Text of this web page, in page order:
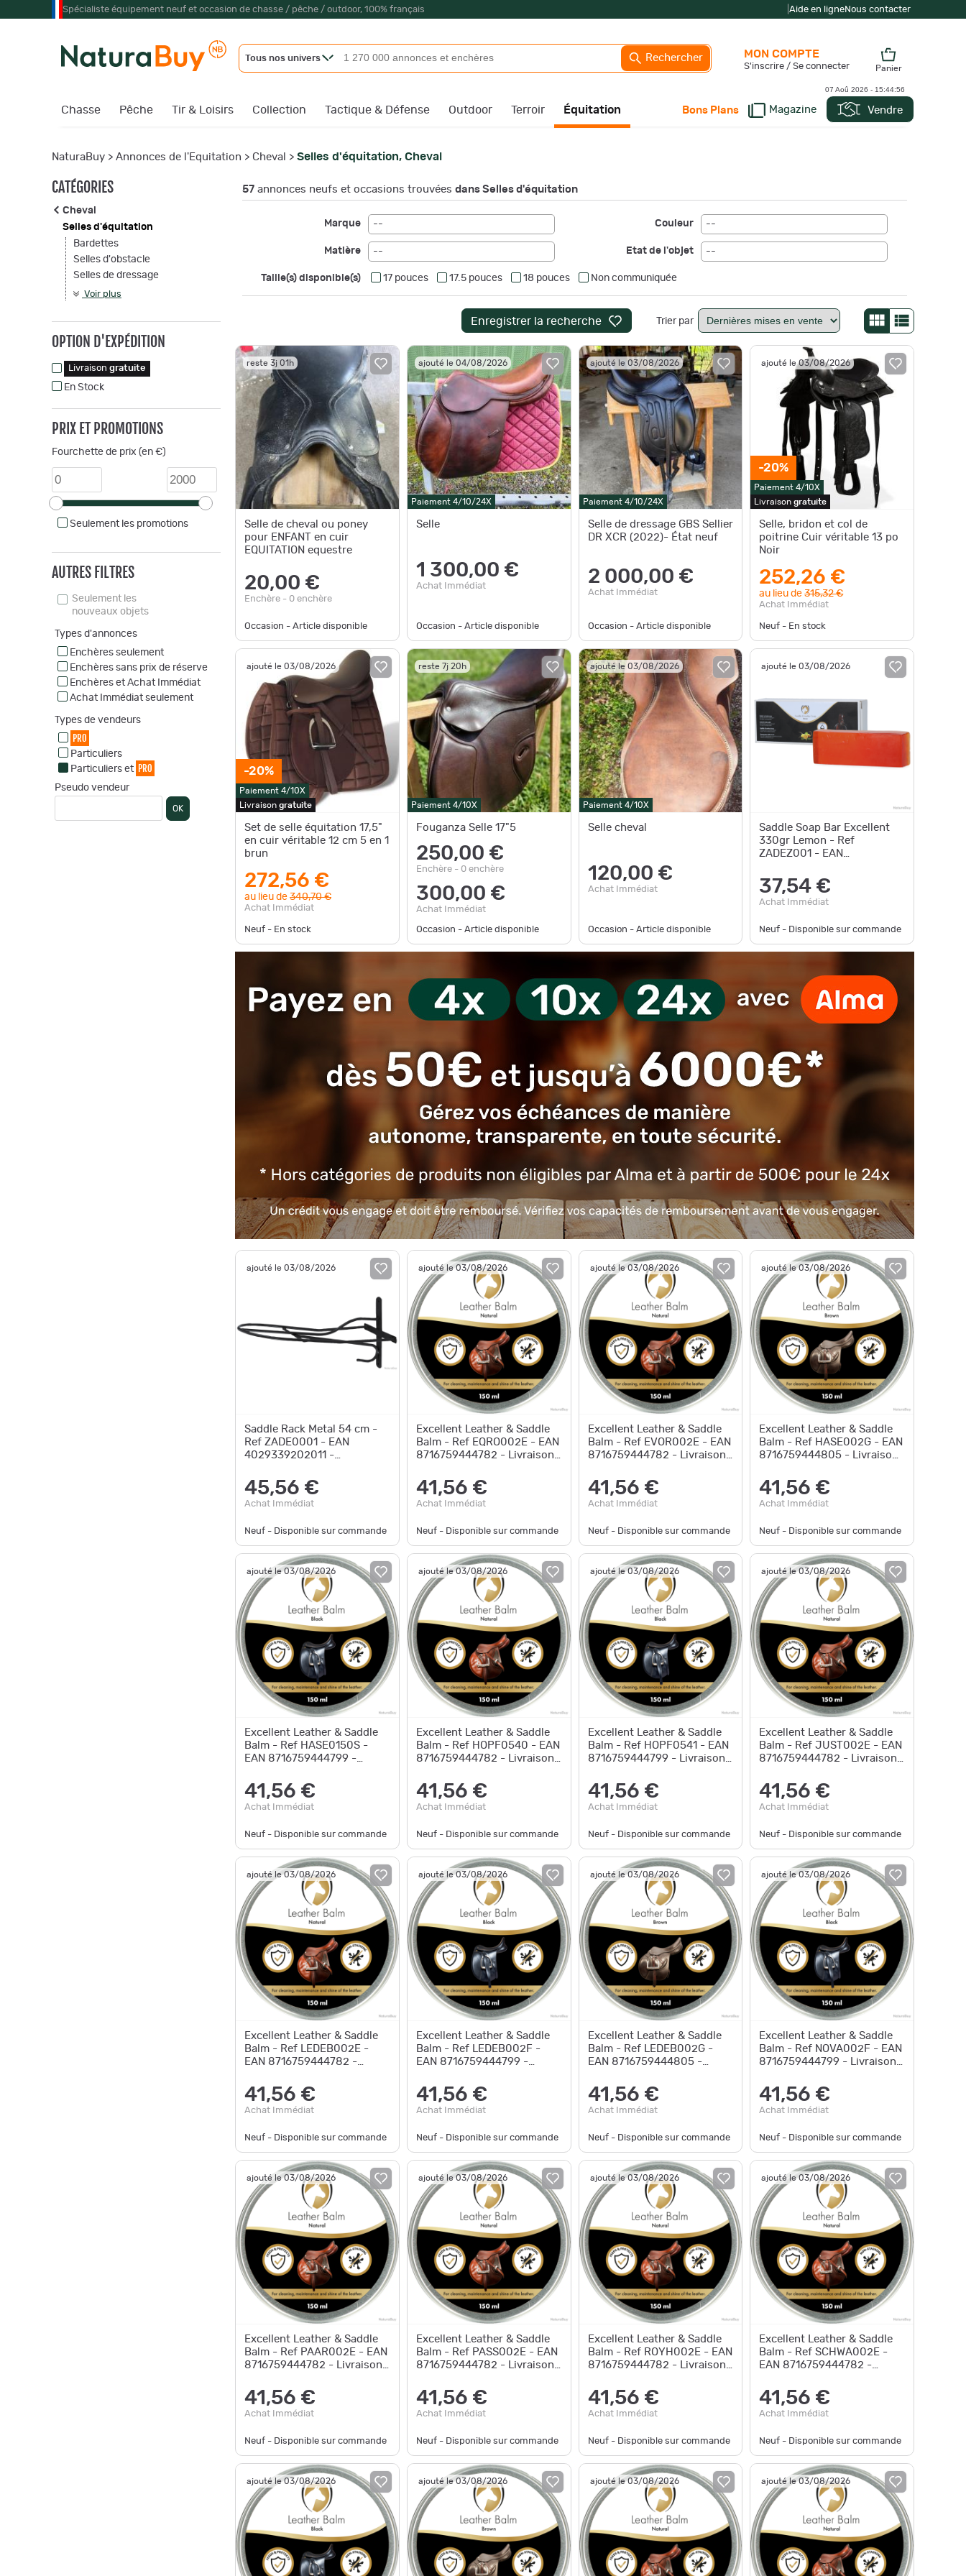
Spécialiste équipement neuf et occasion de chasse / pêche / outdoor, 100% français Aide en ligneNous contacter
Tous nos univers Rechercher
Chasse Pêche Tir & Loisirs Collection Tactique & Défense Outdoor Terroir Équitation Bons Plans Magazine Vendre
MON COMPTE
S'inscrire / Se connecter Panier
07 Aoû 2026 - 15:44:57
NaturaBuy > Annonces de l'Equitation > Cheval > Selles d'équitation, Cheval
CATÉGORIES
Cheval
Selles d'équitation
Bardettes
Selles d'obstacle
Selles de dressage
Voir plus
OPTION D'EXPÉDITION
Livraison gratuite
En Stock
PRIX ET PROMOTIONS
Fourchette de prix (en €)
Seulement les promotions
AUTRES FILTRES
Seulement les
nouveaux objets
Types d'annonces
Enchères seulement
Enchères sans prix de réserve
Enchères et Achat Immédiat
Achat Immédiat seulement
Types de vendeurs
PRO
Particuliers
Particuliers et PRO
Pseudo vendeur
OK
57 annonces neufs et occasions trouvées dans Selles d'équitation
Marque --
Matière --
Couleur --
Etat de l'objet --
Taille(s) disponible(s) 17 pouces 17.5 pouces 18 pouces Non communiquée
Enregistrer la recherche Trier par
reste 3j 01h
Selle de cheval ou poney
pour ENFANT en cuir
EQUITATION equestre
20,00 €
Enchère - 0 enchère
Occasion - Article disponible
ajouté le 04/08/2026
Paiement 4/10/24X
Selle
1 300,00 €
Achat Immédiat
Occasion - Article disponible
ajouté le 03/08/2026
Paiement 4/10/24X
Selle de dressage GBS Sellier
DR XCR (2022)- État neuf
2 000,00 €
Achat Immédiat
Occasion - Article disponible
ajouté le 03/08/2026
-20%
Paiement 4/10X
Livraisongratuite
Selle, bridon et col de
poitrine Cuir véritable 13 po
Noir
252,26 €
au lieu de315,32 €
Achat Immédiat
Neuf - En stock
ajouté le 03/08/2026
-20%
Paiement 4/10X
Livraison gratuite
Set de selle équitation 17,5"
en cuir véritable 12 cm 5 en 1
brun
272,56 €
au lieu de 340,70 €
Achat Immédiat
Neuf - En stock
reste 7j 20h
Paiement 4/10X
Fouganza Selle 17"5
250,00 €
Enchère - 0 enchère
300,00 €
Achat Immédiat
Occasion - Article disponible
ajouté le 03/08/2026
Paiement 4/10X
Selle cheval
120,00 €
Achat Immédiat
Occasion - Article disponible
ajouté le 03/08/2026
Saddle Soap Bar Excellent
330gr Lemon - Ref
ZADEZ001 - EAN
37,54 €
Achat Immédiat
Neuf - Disponible sur commande
ajouté le 03/08/2026
Saddle Rack Metal 54 cm -
Ref ZADE0001 - EAN
4029339202011 -
45,56 €
Achat Immédiat
Neuf - Disponible sur commande
ajouté le 03/08/2026
Excellent Leather & Saddle
Balm - Ref EQRO002E - EAN
8716759444782 - Livraison
41,56 €
Achat Immédiat
Neuf - Disponible sur commande
ajouté le 03/08/2026
Excellent Leather & Saddle
Balm - Ref EVOR002E - EAN
8716759444782 - Livraison
41,56 €
Achat Immédiat
Neuf - Disponible sur commande
ajouté le 03/08/2026
Excellent Leather & Saddle
Balm - Ref HASE002G - EAN
8716759444805 - Livraison
41,56 €
Achat Immédiat
Neuf - Disponible sur commande
ajouté le 03/08/2026
Excellent Leather & Saddle
Balm - Ref HASE0150S -
EAN 8716759444799 -
41,56 €
Achat Immédiat
Neuf - Disponible sur commande
ajouté le 03/08/2026
Excellent Leather & Saddle
Balm - Ref HOPF0540 - EAN
8716759444782 - Livraison
41,56 €
Achat Immédiat
Neuf - Disponible sur commande
ajouté le 03/08/2026
Excellent Leather & Saddle
Balm - Ref HOPF0541 - EAN
8716759444799 - Livraison
41,56 €
Achat Immédiat
Neuf - Disponible sur commande
ajouté le 03/08/2026
Excellent Leather & Saddle
Balm - Ref JUST002E - EAN
8716759444782 - Livraison
41,56 €
Achat Immédiat
Neuf - Disponible sur commande
ajouté le 03/08/2026
Excellent Leather & Saddle
Balm - Ref LEDEB002E -
EAN 8716759444782 -
41,56 €
Achat Immédiat
Neuf - Disponible sur commande
ajouté le 03/08/2026
Excellent Leather & Saddle
Balm - Ref LEDEB002F -
EAN 8716759444799 -
41,56 €
Achat Immédiat
Neuf - Disponible sur commande
ajouté le 03/08/2026
Excellent Leather & Saddle
Balm - Ref LEDEB002G -
EAN 8716759444805 -
41,56 €
Achat Immédiat
Neuf - Disponible sur commande
ajouté le 03/08/2026
Excellent Leather & Saddle
Balm - Ref NOVA002F - EAN
8716759444799 - Livraison
41,56 €
Achat Immédiat
Neuf - Disponible sur commande
ajouté le 03/08/2026
Excellent Leather & Saddle
Balm - Ref PAAR002E - EAN
8716759444782 - Livraison
41,56 €
Achat Immédiat
Neuf - Disponible sur commande
ajouté le 03/08/2026
Excellent Leather & Saddle
Balm - Ref PASS002E - EAN
8716759444782 - Livraison
41,56 €
Achat Immédiat
Neuf - Disponible sur commande
ajouté le 03/08/2026
Excellent Leather & Saddle
Balm - Ref ROYH002E - EAN
8716759444782 - Livraison
41,56 €
Achat Immédiat
Neuf - Disponible sur commande
ajouté le 03/08/2026
Excellent Leather & Saddle
Balm - Ref SCHWA002E -
EAN 8716759444782 -
41,56 €
Achat Immédiat
Neuf - Disponible sur commande
ajouté le 03/08/2026 ajouté le 03/08/2026 ajouté le 03/08/2026 ajouté le 03/08/2026